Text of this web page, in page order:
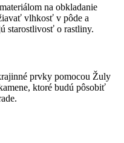
na obkladanie
vlhkosť v pôde a
starostlivosť o rastliny.
prvky pomocou Žuly
ktoré budú pôsobiť